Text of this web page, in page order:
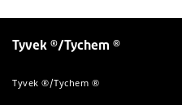
Tyvek ®/Tychem ®
Tyvek ®/Tychem ®